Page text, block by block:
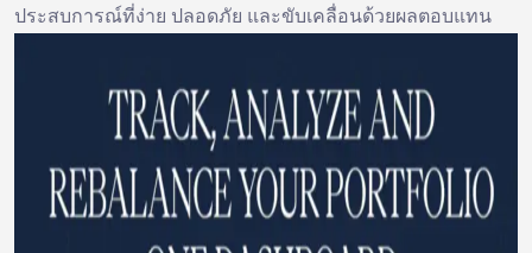
ประสบการณ์ที่ง่าย ปลอดภัย และขับเคลื่อนด้วยผลตอบแทน